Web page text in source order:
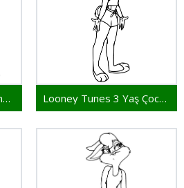
Yazdırılabilir Looney Tunes Çocuklar İçin Looney Tunes 3 Yaş Çocuklar İçin